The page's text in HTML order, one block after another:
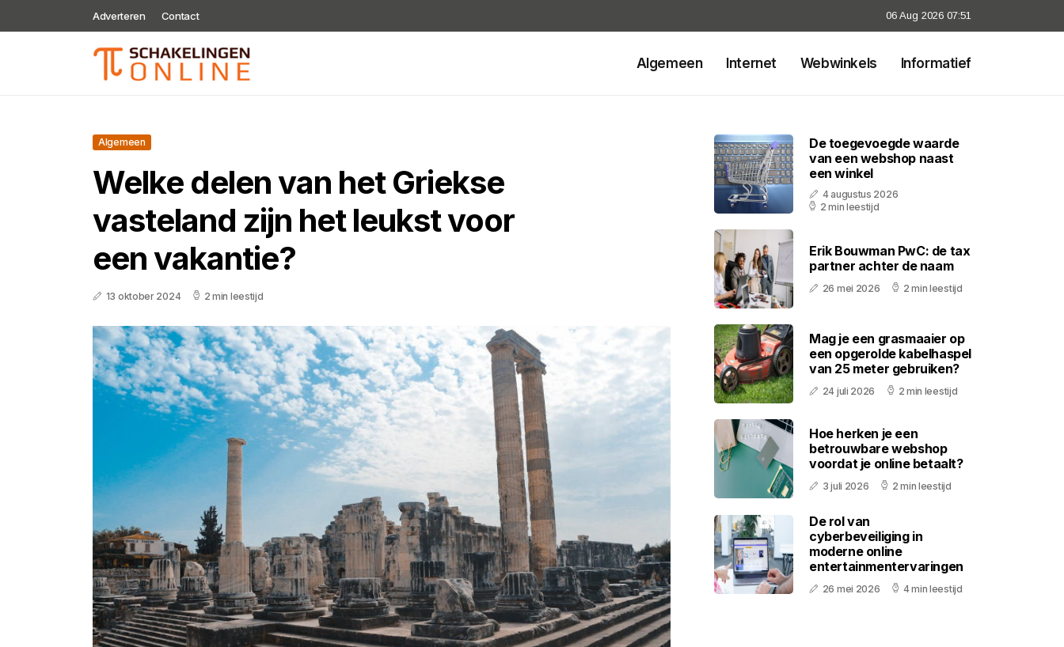
Adverteren Contact 06 Aug 2026 07:51
Algemeen Internet Webwinkels Informatief
Algemeen
Welke delen van het Griekse
vasteland zijn het leukst voor
een vakantie?
13 oktober 2024 2 min leestijd
De toegevoegde waarde
van een webshop naast
een winkel
4 augustus 2026
2 min leestijd
Erik Bouwman PwC: de tax
partner achter de naam
26 mei 2026 2 min leestijd
Mag je een grasmaaier op
een opgerolde kabelhaspel
van 25 meter gebruiken?
24 juli 2026 2 min leestijd
Hoe herken je een
betrouwbare webshop
voordat je online betaalt?
3 juli 2026 2 min leestijd
De rol van
cyberbeveiliging in
moderne online
entertainmentervaringen
26 mei 2026 4 min leestijd